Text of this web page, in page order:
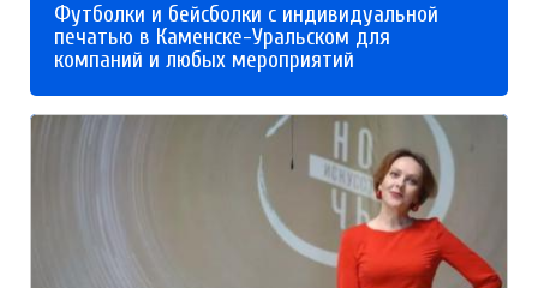
Футболки и бейсболки с индивидуальной
печатью в Каменске-Уральском для
компаний и любых мероприятий